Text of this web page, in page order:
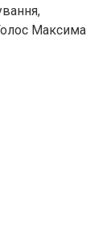
Максима